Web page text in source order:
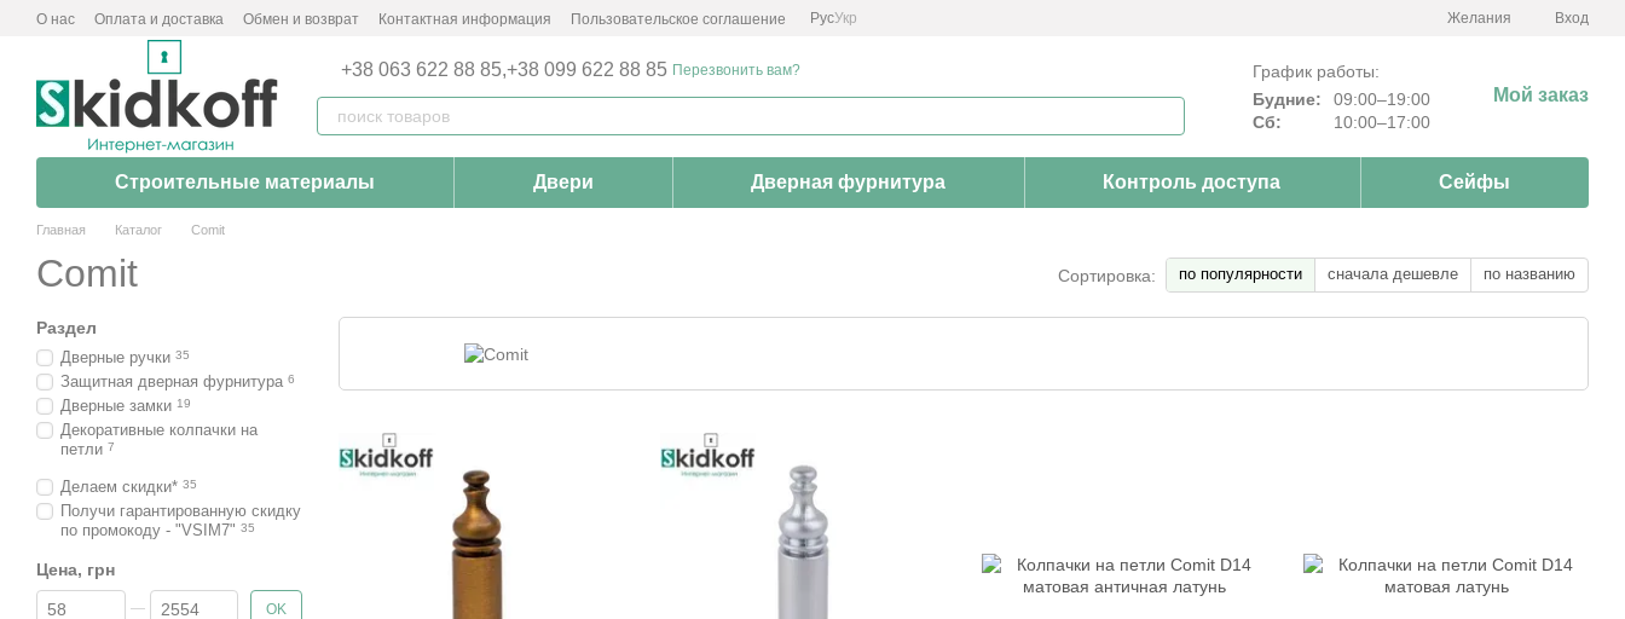
Перейти к основному контенту
О нас Оплата и доставка Обмен и возврат Контактная информация Пользовательское соглашение РусУкр Желания Вход
+38 063 622 88 85,+38 099 622 88 85 Перезвонить вам?
График работы:
Будние:
09:00–19:00
Сб:
10:00–17:00
Мой заказ
Строительные материалы Двери Дверная фурнитура Контроль доступа Сейфы
Главная Каталог Comit
Comit Сортировка: по популярности сначала дешевле по названию
Раздел
Дверные ручки 35
Защитная дверная фурнитура 6
Дверные замки 19
Декоративные колпачки на
петли 7
Делаем скидки* 35
Получи гарантированную скидку
по промокоду - "VSIM7" 35
Цена, грн
От Цена, грн
До Цена, грн OK